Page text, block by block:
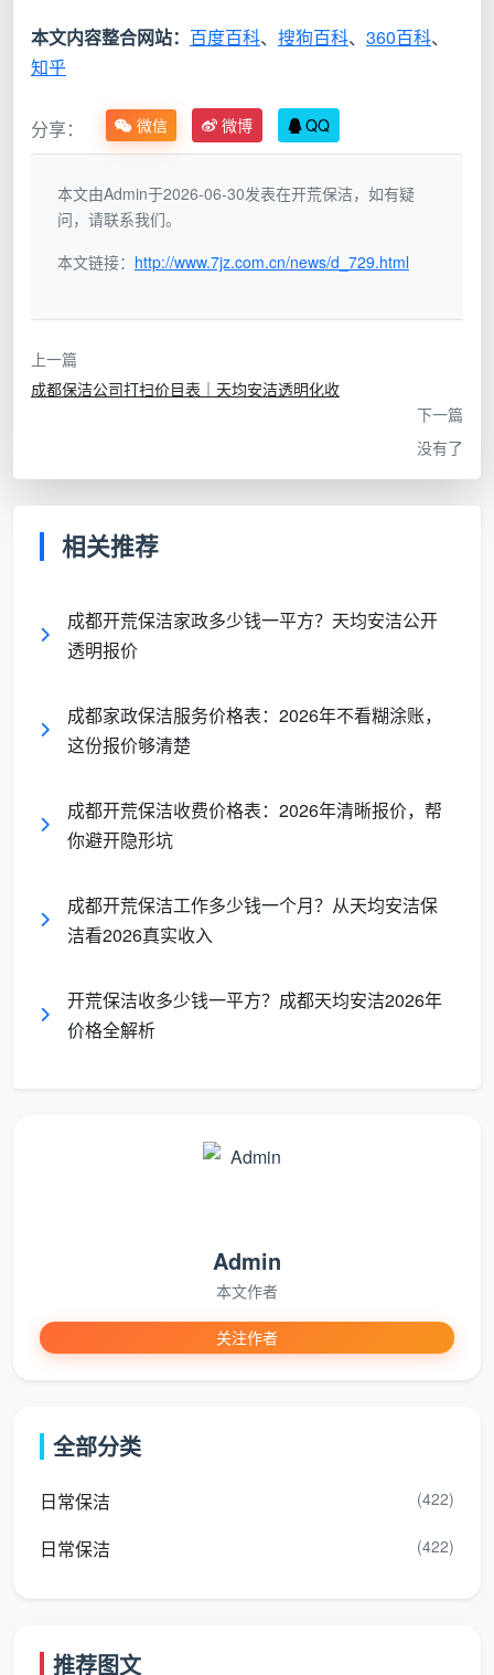
而会派出经验丰富的组长带队施工，把每一次团购都做
成样板间推广。
二、行业现状：众多成都开荒保洁团购，
为什么仍然频频“翻车”？
不是所有团购都值得跟。一些低价拼单背后，往往
旧毛巾，清洁剂混用导致不锈钢件氧化、玻璃划伤的事
准与可追溯的责任主体。
天均安洁的应对策略是反向规范：从接单那一刻
起，就对拼单楼栋、户型脏污等级进行前置评估，并在
机、中性无腐蚀清洁剂）、作业流程动线和完工验收节
点。这让组团的发起人对服务质量心里有底，不再仅凭
“口头承诺”来赌一次保洁。
三、成都天均安洁保洁：重新定义成都开
荒保洁团购的品质标准
3.1 5S清洁体系，把“感觉干净”变成“数据干净”
天均安洁把工业5S管理逻辑引入开荒保洁现场：整
材质的台面、不同位置的玻璃，都有对应的操作SOP和
自检表。比如窗槽处理必须经过“吸尘—蒸汽软化—毛刷
都开荒保洁团购的施工质量都是可复制的，不会因为单
个员工的状态而大幅波动。
费”
目前天均安洁在成都推出的团购方案极为简单：2
勘，确认无重度建筑垃圾后，不会在服务中途提出任何
3.3 专攻本地装修后遗留的“成都式烦恼”
成都地区装修普遍偏好亮面瓷砖和细边框推拉门，
导致美缝剂残胶、水泥砂浆薄层清理难度较大。天均安
厨房、卫生间顶部容易被忽略的灯盘和管道井灰尘，也
案，形成独特的服务记忆点。
和房屋脏污程度浮动，最终以预勘确认为准。
本文内容整合网站： 百度百科、 搜狗百科、 360百科、
知乎
分享： 微信 微博 QQ
本文由Admin于2026-06-30发表在开荒保洁，如有疑
问，请联系我们。
本文链接： http://www.7jz.com.cn/news/d_729.html
上一篇
成都保洁公司打扫价目表｜天均安洁透明化收
下一篇
没有了
相关推荐
成都开荒保洁家政多少钱一平方？天均安洁公开
透明报价
成都家政保洁服务价格表：2026年不看糊涂账，
这份报价够清楚
成都开荒保洁收费价格表：2026年清晰报价，帮
你避开隐形坑
成都开荒保洁工作多少钱一个月？从天均安洁保
洁看2026真实收入
开荒保洁收多少钱一平方？成都天均安洁2026年
价格全解析
Admin
本文作者
关注作者
全部分类
日常保洁 (422)
日常保洁 (422)
推荐图文